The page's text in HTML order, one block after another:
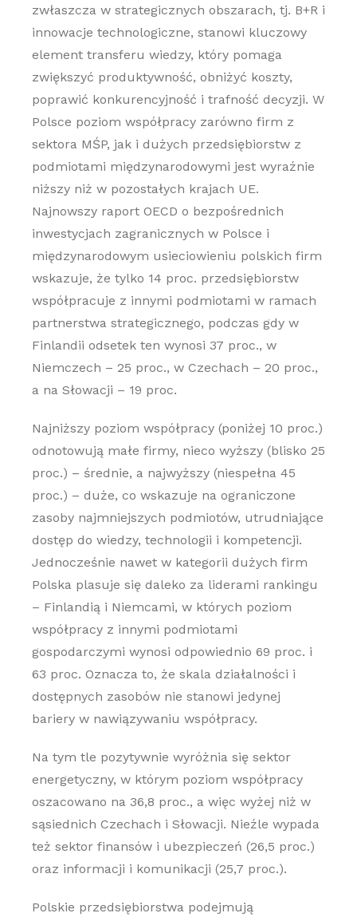
zwłaszcza w strategicznych obszarach, tj. B+R i
innowacje technologiczne, stanowi kluczowy
element transferu wiedzy, który pomaga
zwiększyć produktywność, obniżyć koszty,
poprawić konkurencyjność i trafność decyzji. W
Polsce poziom współpracy zarówno firm z
sektora MŚP, jak i dużych przedsiębiorstw z
podmiotami międzynarodowymi jest wyraźnie
niższy niż w pozostałych krajach UE.
Najnowszy raport OECD o bezpośrednich
inwestycjach zagranicznych w Polsce i
międzynarodowym usieciowieniu polskich firm
wskazuje, że tylko 14 proc. przedsiębiorstw
współpracuje z innymi podmiotami w ramach
partnerstwa strategicznego, podczas gdy w
Finlandii odsetek ten wynosi 37 proc., w
Niemczech – 25 proc., w Czechach – 20 proc.,
a na Słowacji – 19 proc.
Najniższy poziom współpracy (poniżej 10 proc.)
odnotowują małe firmy, nieco wyższy (blisko 25
proc.) – średnie, a najwyższy (niespełna 45
proc.) – duże, co wskazuje na ograniczone
zasoby najmniejszych podmiotów, utrudniające
dostęp do wiedzy, technologii i kompetencji.
Jednocześnie nawet w kategorii dużych firm
Polska plasuje się daleko za liderami rankingu
– Finlandią i Niemcami, w których poziom
współpracy z innymi podmiotami
gospodarczymi wynosi odpowiednio 69 proc. i
63 proc. Oznacza to, że skala działalności i
dostępnych zasobów nie stanowi jedynej
bariery w nawiązywaniu współpracy.
Na tym tle pozytywnie wyróżnia się sektor
energetyczny, w którym poziom współpracy
oszacowano na 36,8 proc., a więc wyżej niż w
sąsiednich Czechach i Słowacji. Nieźle wypada
też sektor finansów i ubezpieczeń (26,5 proc.)
oraz informacji i komunikacji (25,7 proc.).
Polskie przedsiębiorstwa podejmują